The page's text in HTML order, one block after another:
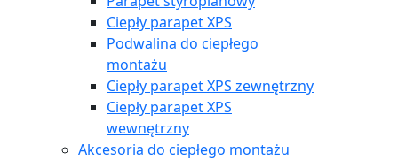
Ciepły parapet XPS
Podwalina do ciepłego
montażu
Ciepły parapet XPS zewnętrzny
Ciepły parapet XPS
wewnętrzny
Akcesoria do ciepłego montażu